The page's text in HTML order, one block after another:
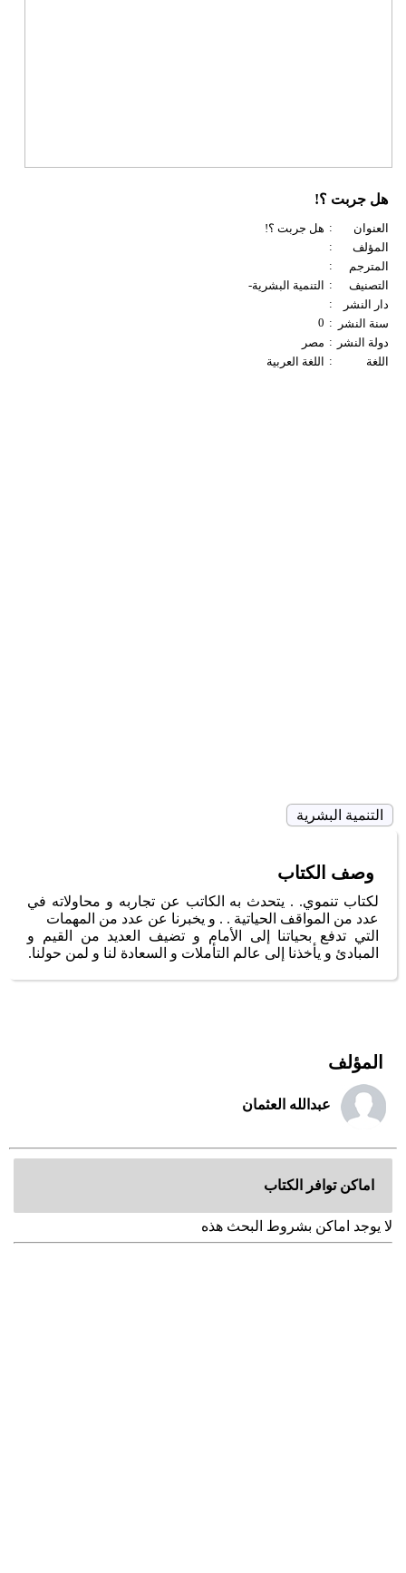
هل جربت ؟!
العنوان : هل جربت ؟!
المؤلف
:
المترجم
:
التصنيف
:
التنمية البشرية-
دار النشر
:
سنة النشر
:
0
دولة النشر
: مصر
اللغة
: اللغة العربية
التنمية البشرية
وصف الكتاب
لكتاب تنموي. . يتحدث به الكاتب عن تجاربه و محاولاته في
عدد من المواقف الحياتية . . و يخبرنا عن عدد من المهمات
التي تدفع بحياتنا إلى الأمام و تضيف العديد من القيم و
المبادئ و يأخذنا إلى عالم التأملات و السعادة لنا و لمن حولنا.
المؤلف
عبدالله العثمان
اماكن توافر الكتاب
لا يوجد اماكن بشروط البحث هذه